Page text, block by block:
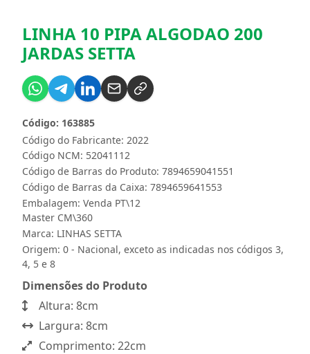
LINHA 10 PIPA ALGODAO 200
JARDAS SETTA
Código do Fabricante: 2022
Código: 163885
Código NCM: 52041112
Código de Barras do Produto: 7894659041551
Código de Barras da Caixa: 7894659641553
Embalagem: Venda PT\12
Master CM\360
Marca: LINHAS SETTA
Origem: 0 - Nacional, exceto as indicadas nos códigos 3,
4, 5 e 8
Dimensões do Produto
Altura: 8cm
Largura: 8cm
Comprimento: 22cm